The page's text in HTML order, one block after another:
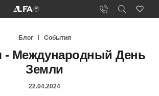
Блог События
- Международный День
Земли
22.04.2024